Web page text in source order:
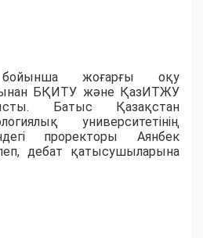
жоғарғы оқу
БҚИТУ және ҚазИТЖУ
Батыс Қазақстан
университетінің
проректоры Аянбек
дебат қатысушыларына